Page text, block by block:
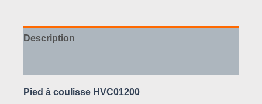
Description
Pied à coulisse HVC01200